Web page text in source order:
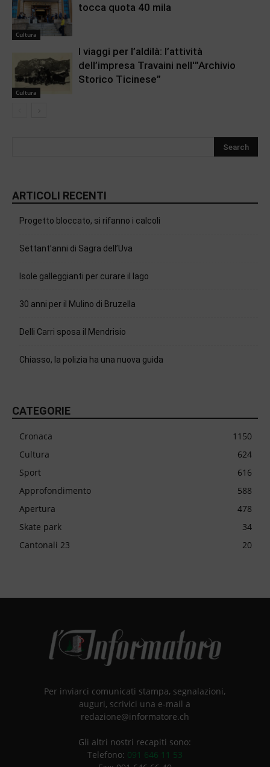
Cultura
tocca quota 40 mila
Cultura
I viaggi per l’aldilà: l’attività
dell’impresa Travaini nell'”Archivio
Storico Ticinese”
ARTICOLI RECENTI
Progetto bloccato, si rifanno i calcoli
Settant’anni di Sagra dell’Uva
Isole galleggianti per curare il lago
30 anni per il Mulino di Bruzella
Delli Carri sposa il Mendrisio
Chiasso, la polizia ha una nuova guida
CATEGORIE
Cronaca
1150
Cultura
624
Sport
616
Approfondimento
588
Apertura
478
Skate park
34
Cantonali 23
20
Per inviarci comunicati stampa, segnalazioni,
auguri, scrivici una e-mail a
redazione@informatore.ch
Gli altri nostri recapiti sono:
Telefono: 091 646 11 53